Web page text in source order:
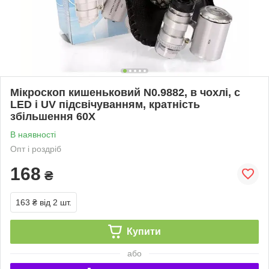
Мікроскоп кишеньковий N0.9882, в чохлі, c
LED і UV підсвічуванням, кратність
збільшення 60X
В наявності
Опт і роздріб
168 ₴
163 ₴ від 2 шт.
Купити
або